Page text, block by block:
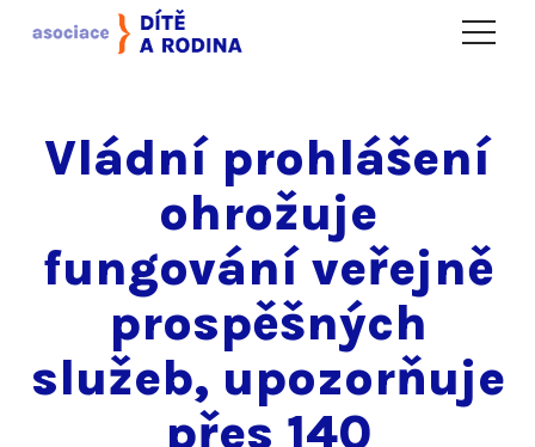
Menu
Vládní prohlášení
ohrožuje
fungování veřejně
prospěšných
služeb, upozorňuje
přes 140